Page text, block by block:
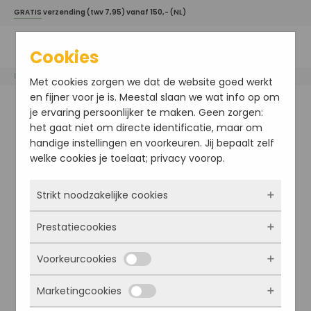
GRATIS verzending (twv 7,95) vanaf 150,- (NL)
Home / Esse / Hand Cream
Cookies
Met cookies zorgen we dat de website goed werkt
en fijner voor je is. Meestal slaan we wat info op om
je ervaring persoonlijker te maken. Geen zorgen:
het gaat niet om directe identificatie, maar om
handige instellingen en voorkeuren. Jij bepaalt zelf
welke cookies je toelaat; privacy voorop.
Strikt noodzakelijke cookies
Deze cookies zorgen ervoor dat de website
überhaupt werkt. Ze zijn dus altijd actief en
kunnen niet worden uitgezet. Meestal worden
ze alleen geplaatst als jij iets doet, zoals
inloggen, een formulier invullen of je
Prestatiecookies
Met deze cookies zien we hoe vaak onze site
bezocht wordt, waar bezoekers vandaan
komen en welke pagina’s populair zijn. Zo
Voorkeurcookies
Deze cookies onthouden jouw voorkeuren.
Marketingcookies